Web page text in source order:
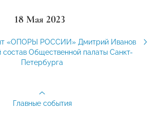
18 Мая 2023
«ОПОРЫ РОССИИ» Дмитрий Иванов
состав Общественной палаты Санкт-
Петербурга
Главные события